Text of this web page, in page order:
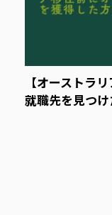
【オーストラ
就職先を見つ